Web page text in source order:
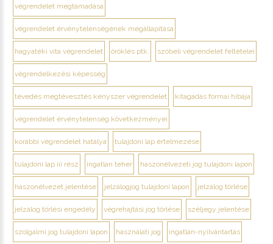
végrendelet megtámadása
végrendelet érvénytelenségének megállapítása
hagyatéki vita végrendelet öröklés ptk. szóbeli végrendelet feltételei
végrendelkezési képesség
tévedés megtévesztés kényszer végrendelet kitagadás formai hibája
végrendelet érvénytelenség következményei
korábbi végrendelet hatálya tulajdoni lap értelmezése
tulajdoni lap iii rész ingatlan teher haszonélvezeti jog tulajdoni lapon
haszonélvezet jelentése jelzálogjog tulajdoni lapon jelzálog törlése
jelzálog törlési engedély végrehajtási jog törlése széljegy jelentése
szolgalmi jog tulajdoni lapon használati jog ingatlan-nyilvántartás